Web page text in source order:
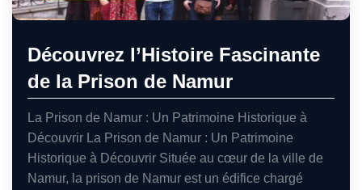
Découvrez l’Histoire Fascinante
de la Prison de Namur
La Prison de Namur : Un Patrimoine Historique à
Découvrir La Prison de Namur : Un Patrimoine
Historique à Découvrir Située au cœur de la ville de
Namur, la prison de Namur est un édifice chargé